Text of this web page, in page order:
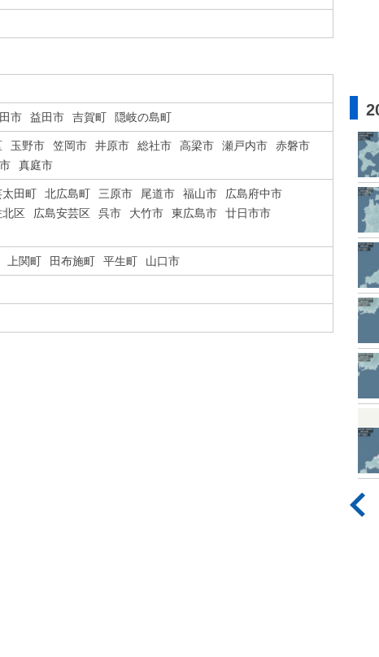
市 益田市 吉賀町 隠岐の島町
玉野市 笠岡市 井原市 総社市 高梁市 瀬戸内市
赤磐市
真庭市
太田町 北広島町 三原市 尾道市 福山市
広島府中市
北区 広島安芸区 呉市 大竹市 東広島市
廿日市市
上関町 田布施町 平生町 山口市